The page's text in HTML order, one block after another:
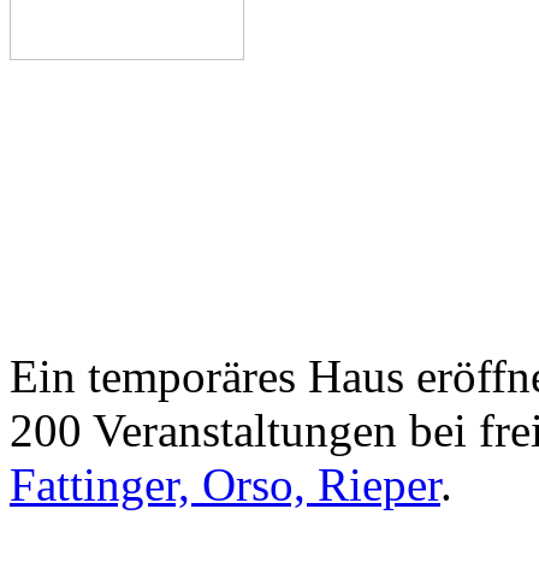
Ein temporäres Haus
200 Veranstaltungen bei
Fattinger, Orso, Rieper.